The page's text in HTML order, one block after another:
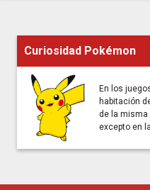
Curiosidad Pokémon
En los
habitación
de la misma
excepto en